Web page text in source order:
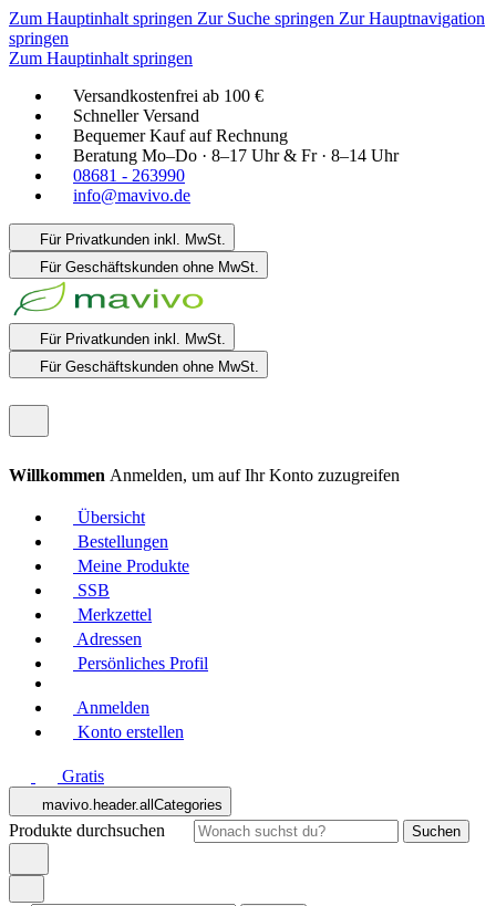
Zum Hauptinhalt springen Zur Suche springen Zur Hauptnavigation
springen
Zum Hauptinhalt springen
Versandkostenfrei ab 100 €
Schneller Versand
Bequemer Kauf auf Rechnung
Beratung Mo–Do · 8–17 Uhr & Fr · 8–14 Uhr
08681 - 263990
info@mavivo.de
Für Privatkunden inkl. MwSt.
Für Geschäftskunden ohne MwSt.
Für Privatkunden inkl. MwSt.
Für Geschäftskunden ohne MwSt.
Willkommen Anmelden, um auf Ihr Konto zuzugreifen
Übersicht
Bestellungen
Meine Produkte
SSB
Merkzettel
Adressen
Persönliches Profil
Anmelden
Konto erstellen
Gratis
mavivo.header.allCategories
Produkte durchsuchen Suchen